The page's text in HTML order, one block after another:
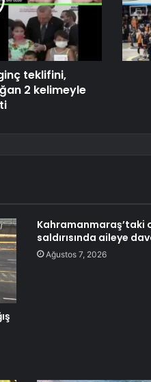
teklifini,
2 kelimeyle
Kahramanmaraş’taki
saldırısında aileye
Ağustos 7, 2026